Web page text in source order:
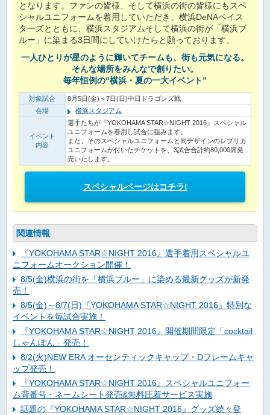
となります。ファンの皆様、そして横浜の街の皆様にもスペ
シャルユニフォームを着用していただき、横浜DeNAベイス
ターズとともに、横浜スタジアムそして横浜の街が「横浜ブ
ルー」に染まる3日間にしていけたらと願っております。
一人ひとりが星のように輝いてチームも、街も元気になる。
そんな場所をみんなで創りたい。
毎年恒例の“横浜・夏の一大イベント”
対象試合
8月5日(金)～7日(日)中日ドラゴンズ戦
会場
横浜スタジアム
イベント
内容
選手たちが『YOKOHAMA STAR☆NIGHT 2016』スペシャル
ユニフォームを着用し試合に臨みます。
また、そのスペシャルユニフォームと同デザインのレプリカ
ユニフォームが付いたチケットを、3試合合計約80,000席発
売いたします。
スペシャルページはコチラ!
関連情報
『YOKOHAMA STAR☆NIGHT 2016』選手着用スペシャルユ
ニフォームオークション開催！
8/5(金)横浜の街を「横浜ブルー」に染める最新グッズが新発
売！
8/5(金)～8/7(日)『YOKOHAMA STAR☆NIGHT 2016』特別な
イベントを毎試合実施！
『YOKOHAMA STAR☆NIGHT 2016』開催期間限定「cocktail
しゃんぽん」発売！
8/2(火)NEW ERA オーセンティックキャップ・Dフレームキャ
ップ発売！
『YOKOHAMA STAR☆NIGHT 2016』スペシャルユニフォー
ム背番号・ネームシート発売&無料圧着サービス実施
話題の『YOKOHAMA STAR☆NIGHT 2016』グッズ続々登